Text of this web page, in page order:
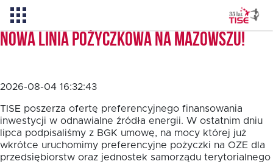
O TISE
Dlaczego TISE?
Nowa linia pożyczkowa na Mazowszu!
2026-08-04 16:32:43
TISE poszerza ofertę preferencyjnego finansowania
inwestycji w odnawialne źródła energii. W ostatnim dniu
lipca podpisaliśmy z BGK umowę, na mocy której już
wkrótce uruchomimy preferencyjne pożyczki na OZE dla
przedsiębiorstw oraz jednostek samorządu terytorialnego